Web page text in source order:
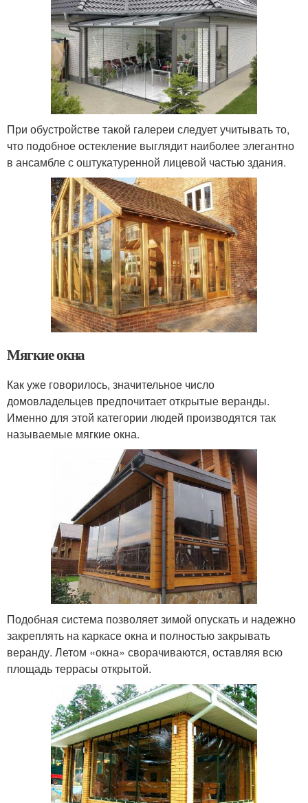
При обустройстве такой галереи следует учитывать то,
что подобное остекление выглядит наиболее элегантно
в ансамбле с оштукатуренной лицевой частью здания.
Мягкие окна
Как уже говорилось, значительное число
домовладельцев предпочитает открытые веранды.
Именно для этой категории людей производятся так
называемые мягкие окна.
Подобная система позволяет зимой опускать и надежно
закреплять на каркасе окна и полностью закрывать
веранду. Летом «окна» сворачиваются, оставляя всю
площадь террасы открытой.